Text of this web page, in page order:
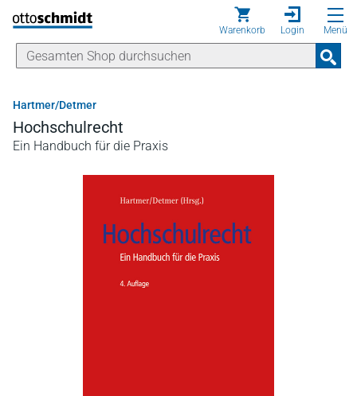
Direkt zum Inhalt
Warenkorb Login Menü
Hartmer/Detmer
Hochschulrecht
Ein Handbuch für die Praxis